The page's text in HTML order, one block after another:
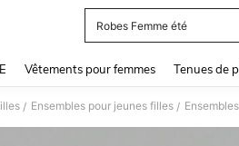
Robes Femme été
Vêtements pour femmes Tenues de
/ Ensembles pour jeunes filles /